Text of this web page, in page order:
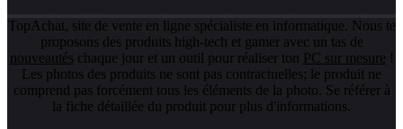
TopAchat, site de vente en ligne spécialiste en informatique. Nous te
proposons des produits high-tech et gamer avec un tas de
nouveautés chaque jour et un outil pour réaliser ton PC sur mesure !
Les photos des produits ne sont pas contractuelles; le produit ne
comprend pas forcément tous les éléments de la photo. Se référer à
la fiche détaillée du produit pour plus d'informations.